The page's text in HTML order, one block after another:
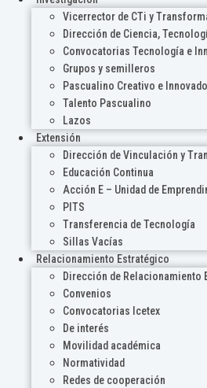
Vicerrector de CTi y
Dirección de Ciencia,
Convocatorias Tecnología e
Grupos y semilleros
Pascualino Creativo e
Talento Pascualino
Lazos
Extensión
Dirección de Vinculación y
Educación Continua
Acción E – Unidad de
PITS
Transferencia de Tecnología
Sillas Vacías
Relacionamiento Estratégico
Dirección de Relacionamiento
Convenios
Convocatorias Icetex
De interés
Movilidad académica
Normatividad
Redes de cooperación